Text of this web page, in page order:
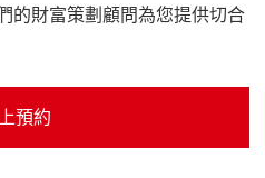
的財富策劃顧問為您提供切合
預約